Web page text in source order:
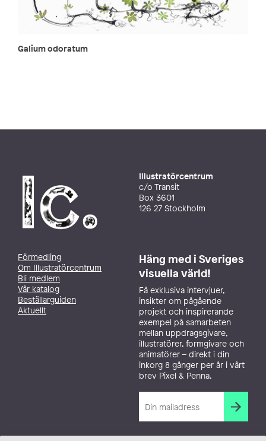
Galium odoratum
Illustratörcentrum
c/o Transit
Box 3601
126 27 Stockholm
Förmedling
Om Illustratörcentrum
Bli medlem
Vår katalog
Beställarguiden
Aktuellt
Häng med i Sveriges
visuella värld!
Få exklusiva intervjuer,
insikter om pågående
projekt och inspirerande
exempel på samarbeten
mellan uppdragsgivare,
illustratörer, formgivare och
animatörer – direkt i din
inkorg 8 gånger per år i vårt
brev Pixel & Penna.